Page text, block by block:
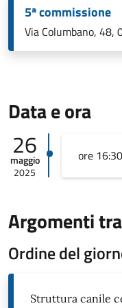
5ª commissione
Via Columbano, 48,
Data e ora
26
maggio
2025
ore 16:30
Argomenti
Ordine del
Struttura canile